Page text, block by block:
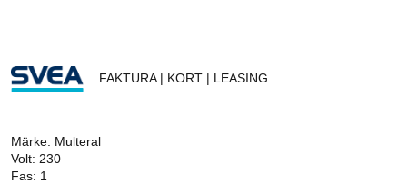
FAKTURA | KORT | LEASING
Märke: Multeral
Volt: 230
Fas: 1